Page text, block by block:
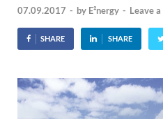
07.09.2017 - by E²nergy - Leave
SHARE SHARE